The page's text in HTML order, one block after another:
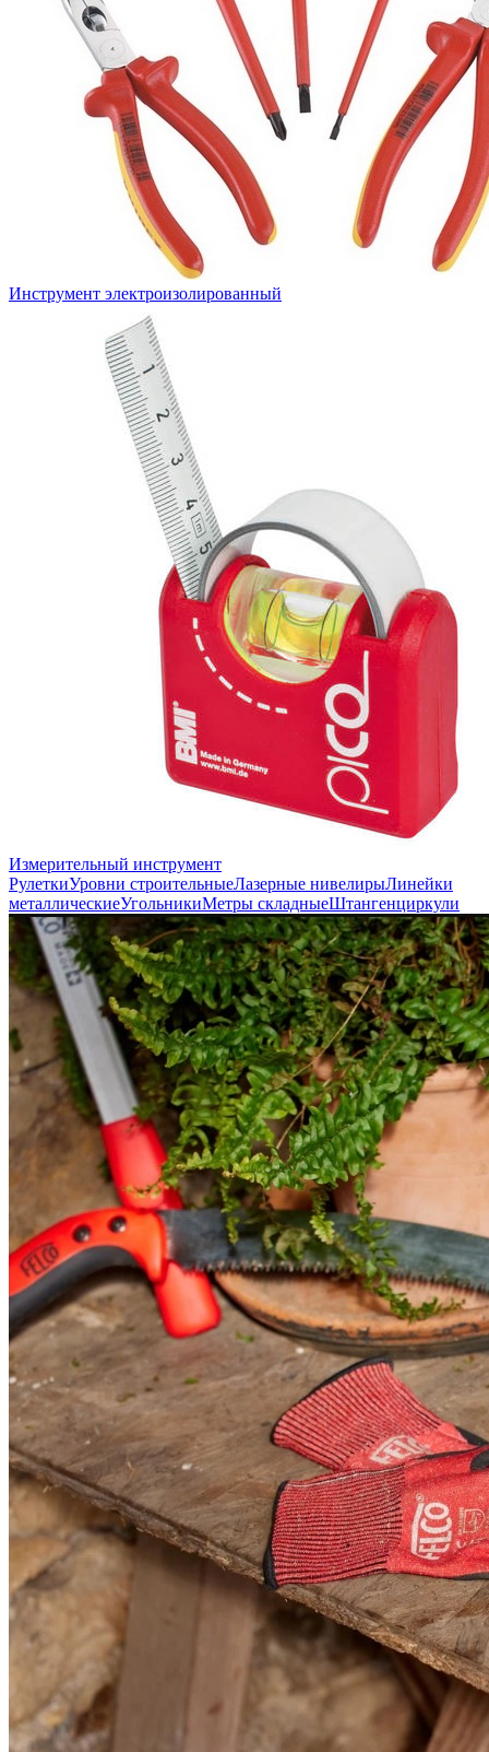
Инструмент электроизолированный
Измерительный инструмент
РулеткиУровни строительныеЛазерные нивелирыЛинейки
металлическиеУгольникиМетры складныеШтангенциркули